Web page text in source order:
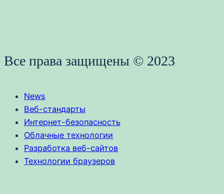
Все права защищены © 2023
News
Веб-стандарты
Интернет-безопасность
Облачные технологии
Разработка веб-сайтов
Технологии браузеров